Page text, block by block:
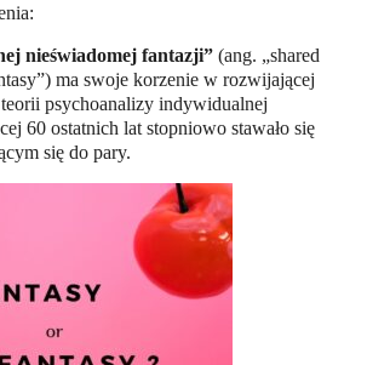
nieświadomej fantazji” (ang. „shared
ma swoje korzenie w rozwijającej
psychoanalizy indywidualnej
60 ostatnich lat stopniowo stawało się
się do pary.